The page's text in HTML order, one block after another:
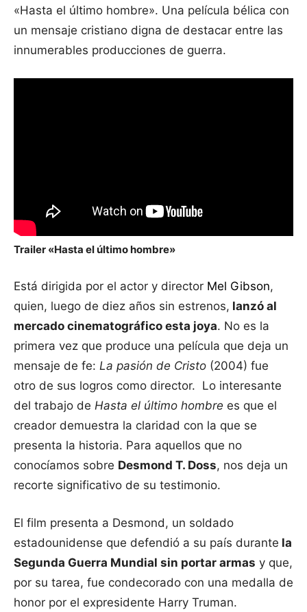
«Hasta el último hombre». Una película bélica con
un mensaje cristiano digna de destacar entre las
innumerables producciones de guerra.
Trailer «Hasta el último hombre»
Está dirigida por el actor y director Mel Gibson,
quien, luego de diez años sin estrenos, lanzó al
mercado cinematográfico esta joya. No es la
primera vez que produce una película que deja un
mensaje de fe: La pasión de Cristo (2004) fue
otro de sus logros como director. Lo interesante
del trabajo de Hasta el último hombre es que el
creador demuestra la claridad con la que se
presenta la historia. Para aquellos que no
conocíamos sobre Desmond T. Doss, nos deja un
recorte significativo de su testimonio.
El film presenta a Desmond, un soldado
estadounidense que defendió a su país durante la
Segunda Guerra Mundial sin portar armas y que,
por su tarea, fue condecorado con una medalla de
honor por el expresidente Harry Truman.